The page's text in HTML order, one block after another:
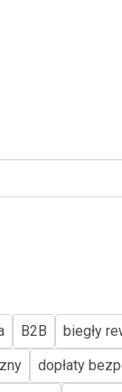
B2B
biegły
dopłaty